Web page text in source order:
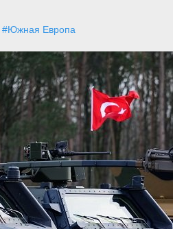
#Южная Европа